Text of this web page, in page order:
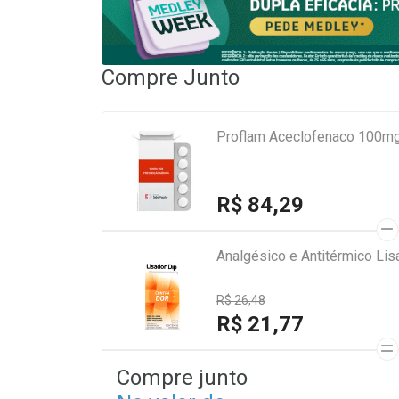
Compre Junto
Proflam Aceclofenaco
R$ 84,29
Analgésico e Antitérmico
R$ 26,48
R$ 21,77
Compre junto